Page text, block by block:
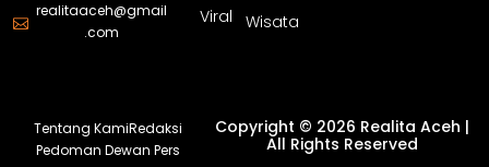
realitaaceh@gmail
.com
Viral Wisata
Tentang KamiRedaksi
Pedoman Dewan Pers
Copyright © 2026 Realita Aceh |
All Rights Reserved